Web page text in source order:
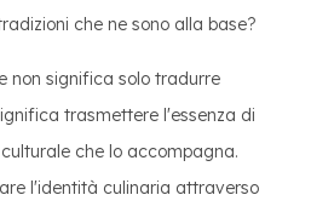
che ne sono alla base?
non significa solo tradurre
trasmettere l'essenza di
che lo accompagna.
l'identità culinaria attraverso